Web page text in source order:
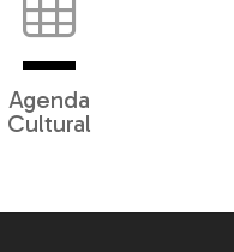
Agenda
Cultural